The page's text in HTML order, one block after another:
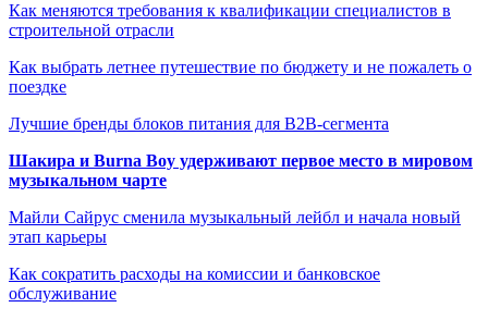
Как меняются требования к квалификации специалистов в
строительной отрасли
Как выбрать летнее путешествие по бюджету и не пожалеть о
поездке
Лучшие бренды блоков питания для B2B-сегмента
Шакира и Burna Boy удерживают первое место в мировом
музыкальном чарте
Майли Сайрус сменила музыкальный лейбл и начала новый
этап карьеры
Как сократить расходы на комиссии и банковское
обслуживание